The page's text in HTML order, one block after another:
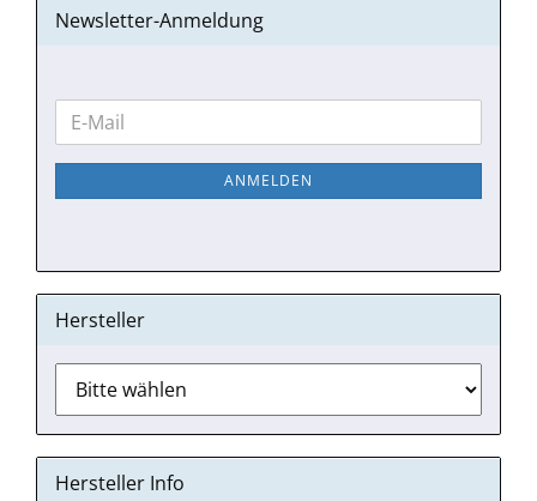
Newsletter-Anmeldung
WEITER
ZUR
NEWSLETTER-
E-
Mail
ANMELDEN
Hersteller
Hersteller Info